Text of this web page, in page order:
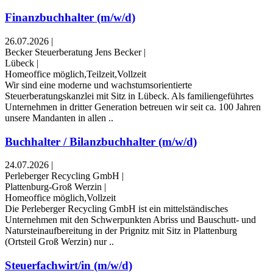
Finanzbuchhalter (m/w/d)
26.07.2026 |
Becker Steuerberatung Jens Becker |
Lübeck |
Homeoffice möglich,Teilzeit,Vollzeit
Wir sind eine moderne und wachstumsorientierte
Steuerberatungskanzlei mit Sitz in Lübeck. Als familiengeführtes
Unternehmen in dritter Generation betreuen wir seit ca. 100 Jahren
unsere Mandanten in allen ..
Buchhalter / Bilanzbuchhalter (m/w/d)
24.07.2026 |
Perleberger Recycling GmbH |
Plattenburg-Groß Werzin |
Homeoffice möglich,Vollzeit
Die Perleberger Recycling GmbH ist ein mittelständisches
Unternehmen mit den Schwerpunkten Abriss und Bauschutt- und
Natursteinaufbereitung in der Prignitz mit Sitz in Plattenburg
(Ortsteil Groß Werzin) nur ..
Steuerfachwirt/in (m/w/d)